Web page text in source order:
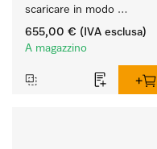
scaricare in modo
ergonomico la lavatrice e
l'essiccatoio.
655,00 € (IVA esclusa)
A magazzino